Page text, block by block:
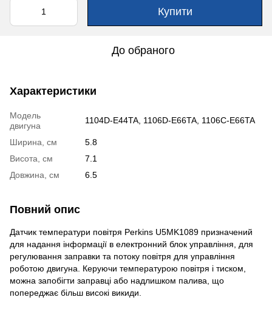
Купити
До обраного
Характеристики
Модель
двигуна
1104D-E44TA, 1106D-E66TA, 1106C-E66TA
Ширина, см
5.8
Висота, см
7.1
Довжина, см
6.5
Повний опис
Датчик температури повітря Perkins U5MK1089 призначений
для надання інформації в електронний блок управління, для
регулювання заправки та потоку повітря для управління
роботою двигуна. Керуючи температурою повітря і тиском,
можна запобігти заправці або надлишком палива, що
попереджає більш високі викиди.